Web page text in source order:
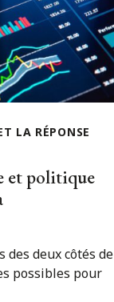
LA RÉPONSE
et politique
des deux côtés de
possibles pour